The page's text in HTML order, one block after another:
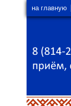
на главную